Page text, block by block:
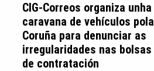
CIG-Correos organiza unha
caravana de vehículos pola
Coruña para denunciar as
irregularidades nas bolsas
de contratación